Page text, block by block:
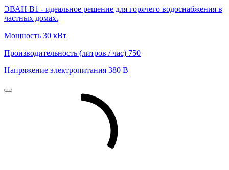
ЭВАН В1 - идеальное решение для горячего водоснабжения в
частных домах.
Мощность 30 кВт
Производительность (литров / час) 750
Напряжение электропитания 380 В